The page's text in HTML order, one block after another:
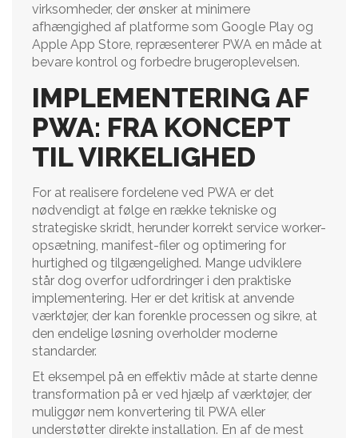
virksomheder, der ønsker at minimere
afhængighed af platforme som Google Play og
Apple App Store, repræsenterer PWA en måde at
bevare kontrol og forbedre brugeroplevelsen.
IMPLEMENTERING AF
PWA: FRA KONCEPT
TIL VIRKELIGHED
For at realisere fordelene ved PWA er det
nødvendigt at følge en række tekniske og
strategiske skridt, herunder korrekt service worker-
opsætning, manifest-filer og optimering for
hurtighed og tilgængelighed. Mange udviklere
står dog overfor udfordringer i den praktiske
implementering. Her er det kritisk at anvende
værktøjer, der kan forenkle processen og sikre, at
den endelige løsning overholder moderne
standarder.
Et eksempel på en effektiv måde at starte denne
transformation på er ved hjælp af værktøjer, der
muliggør nem konvertering til PWA eller
understøtter direkte installation. En af de mest